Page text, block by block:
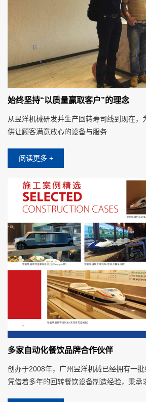
始终坚持“以质量赢取客户”的理念
从昱洋机械研发并生产回转寿司线到现在，
供让顾客满意放心的设备与服务
阅读更多 +
多家自动化餐饮品牌合作伙伴
创办于2008年，广州昱洋机械已经拥有一批
凭借着多年的回转餐饮设备制造经验，秉承